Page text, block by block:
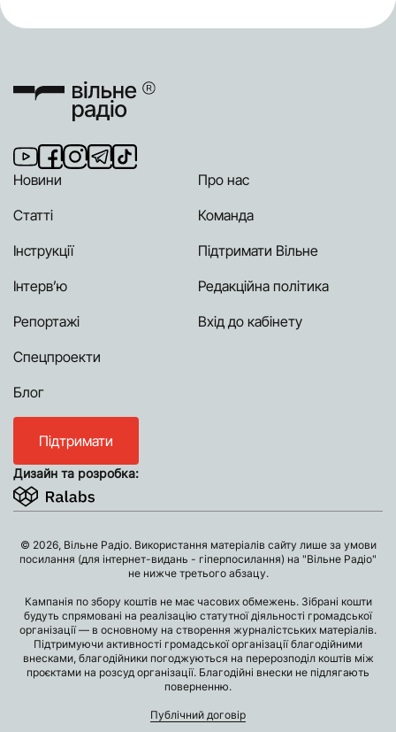
Новини
Статті
Інструкції
Інтерв’ю
Репортажі
Спецпроекти
Блог
Про нас
Команда
Підтримати Вільне
Редакційна політика
Вхід до кабінету
Підтримати
Дизайн та розробка:
© 2026, Вільне Радіо. Використання матеріалів сайту лише за умови
посилання (для інтернет-видань - гіперпосилання) на "Вільне Радіо"
не нижче третього абзацу.
Кампанія по збору коштів не має часових обмежень. Зібрані кошти
будуть спрямовані на реалізацію статутної діяльності громадської
організації — в основному на створення журналістських матеріалів.
Підтримуючи активності громадської організації благодійними
внесками, благодійники погоджуються на перерозподіл коштів між
проєктами на розсуд організації. Благодійні внески не підлягають
поверненню.
Публічний договір